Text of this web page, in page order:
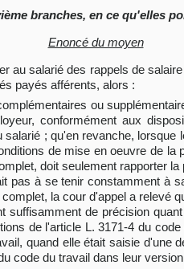
branches, en ce qu'elles
Enoncé du moyen
au salarié des rappels de
payés afférents, alors :
ou
conformément aux
; qu'en revanche,
de mise en oeuvre de
doit seulement rapporter
pas à se tenir constamment à
la cour d'appel a relevé
suffisamment de précision
de l'article L. 3171-4 du
quand elle était saisie d'une
code du travail dans leur